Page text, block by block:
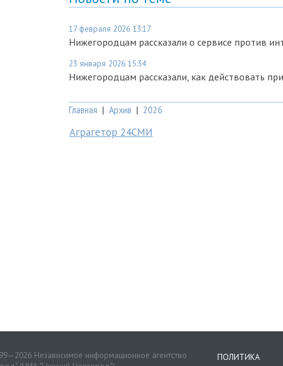
17 февраля 2026 13:17
Нижегородцам рассказали о сервисе против
23 января 2026 15:34
Нижегородцам рассказали, как действовать
Главная | Архив | 2026
Аграгетор 24СМИ
Независимое информационное агентство
ПОЛИТИКА